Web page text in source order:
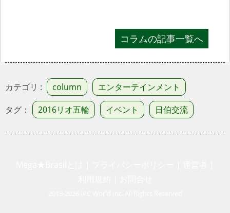
コラムの記事一覧へ
カテゴリ : column エンターテインメント
タグ： 2016リオ五輪 イベント 日伯交流